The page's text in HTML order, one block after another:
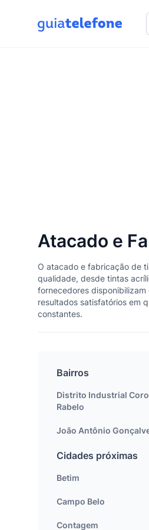
Atacado e
O atacado e fabricação de
qualidade, desde tintas
fornecedores
resultados satisfatórios em
constantes.
Bairros
Distrito Industrial
Rabelo
João Antônio
Cidades próximas
Betim
Campo Belo
Contagem